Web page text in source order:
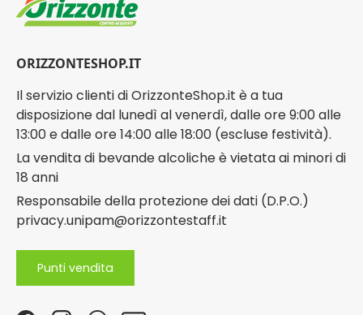
ORIZZONTESHOP.IT
Il servizio clienti di OrizzonteShop.it è a tua
disposizione dal lunedì al venerdì, dalle ore 9:00 alle
13:00 e dalle ore 14:00 alle 18:00 (escluse festività).
La vendita di bevande alcoliche è vietata ai minori di
18 anni
Responsabile della protezione dei dati (D.P.O.)
privacy.unipam@orizzontestaff.it
Punti vendita